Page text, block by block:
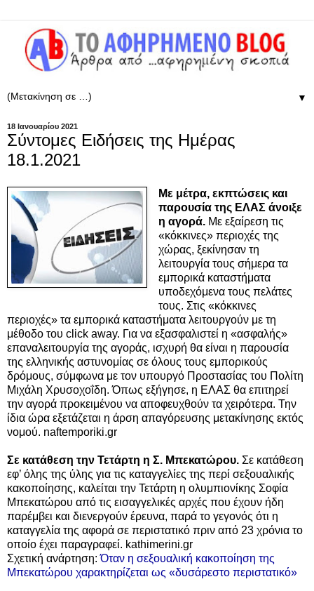
▼
18 Ιανουαρίου 2021
Σύντομες Ειδήσεις της Ημέρας
18.1.2021
Με μέτρα, εκπτώσεις και
παρουσία της ΕΛΑΣ άνοιξε
η αγορά. Με εξαίρεση τις
«κόκκινες» περιοχές της
χώρας, ξεκίνησαν τη
λειτουργία τους σήμερα τα
εμπορικά καταστήματα
υποδεχόμενα τους πελάτες
τους. Στις «κόκκινες
περιοχές» τα εμπορικά καταστήματα λειτουργούν με τη
μέθοδο του click away. Για να εξασφαλιστεί η «ασφαλής»
επαναλειτουργία της αγοράς, ισχυρή θα είναι η παρουσία
της ελληνικής αστυνομίας σε όλους τους εμπορικούς
δρόμους, σύμφωνα με τον υπουργό Προστασίας του Πολίτη
Μιχάλη Χρυσοχοΐδη. Όπως εξήγησε, η ΕΛΑΣ θα επιτηρεί
την αγορά προκειμένου να αποφευχθούν τα χειρότερα. Την
ίδια ώρα εξετάζεται η άρση απαγόρευσης μετακίνησης εκτός
νομού. naftemporiki.gr
Σε κατάθεση την Τετάρτη η Σ. Μπεκατώρου. Σε κατάθεση
εφ’ όλης της ύλης για τις καταγγελίες της περί σεξουαλικής
κακοποίησης, καλείται την Τετάρτη η ολυμπιονίκης Σοφία
Μπεκατώρου από τις εισαγγελικές αρχές που έχουν ήδη
παρέμβει και διενεργούν έρευνα, παρά το γεγονός ότι η
καταγγελία της αφορά σε περιστατικό πριν από 23 χρόνια το
οποίο έχει παραγραφεί. kathimerini.gr
Σχετική ανάρτηση:Όταν η σεξουαλική κακοποίηση της
Μπεκατώρου χαρακτηρίζεται ως «δυσάρεστο περιστατικό»